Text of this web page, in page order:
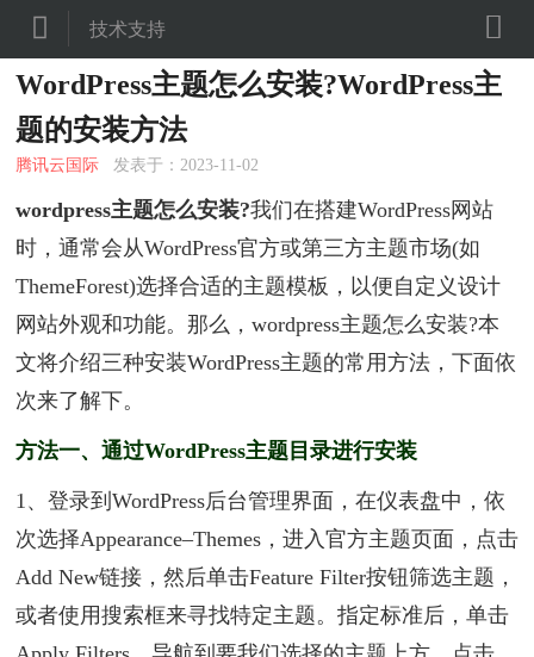
 技术支持 
WordPress主题怎么安装?WordPress主
题的安装方法
腾讯云国际 发表于：2023-11-02
wordpress主题怎么安装?我们在搭建WordPress网站
时，通常会从WordPress官方或第三方主题市场(如
ThemeForest)选择合适的主题模板，以便自定义设计
网站外观和功能。那么，wordpress主题怎么安装?本
文将介绍三种安装WordPress主题的常用方法，下面依
次来了解下。
方法一、通过WordPress主题目录进行安装
1、登录到WordPress后台管理界面，在仪表盘中，依
次选择Appearance–Themes，进入官方主题页面，点击
Add New链接，然后单击Feature Filter按钮筛选主题，
或者使用搜索框来寻找特定主题。指定标准后，单击